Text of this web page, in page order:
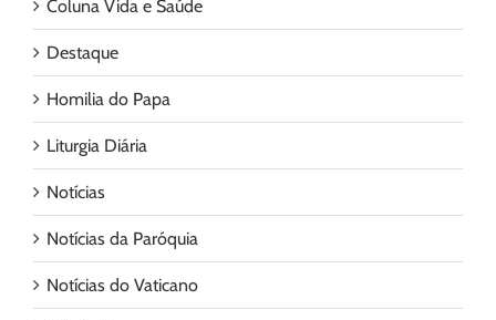
Coluna Vida e Saúde
Destaque
Homilia do Papa
Liturgia Diária
Notícias
Notícias da Paróquia
Notícias do Vaticano